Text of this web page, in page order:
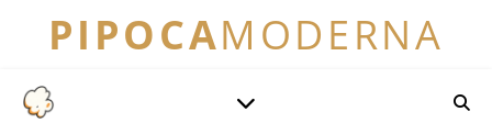
PIPOCAMODERNA